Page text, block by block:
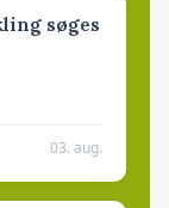
søges
03. aug.